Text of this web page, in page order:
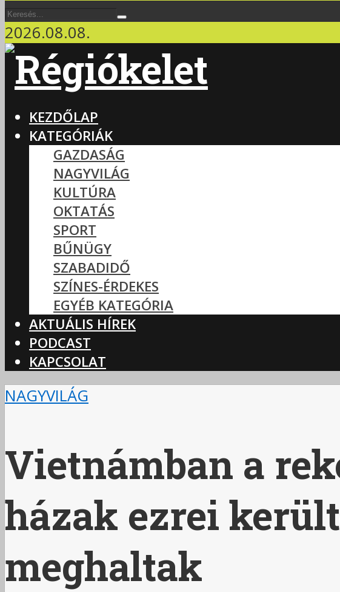
2026.08.08.
KEZDŐLAP
KATEGÓRIÁK
GAZDASÁG
NAGYVILÁG
KULTÚRA
OKTATÁS
SPORT
BŰNÜGY
SZABADIDŐ
SZÍNES-ÉRDEKES
EGYÉB KATEGÓRIA
AKTUÁLIS HÍREK
PODCAST
KAPCSOLAT
NAGYVILÁG
Vietnámban a
házak ezrei
meghaltak